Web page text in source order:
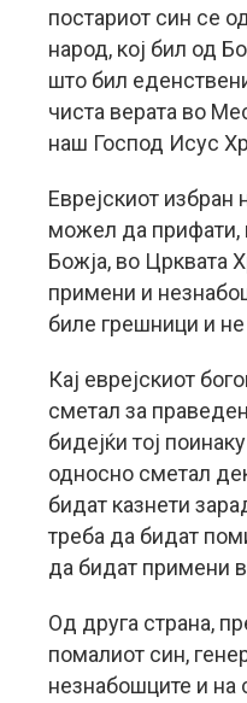
постариот син се
народ, кој бил од
што бил
чиста верата во
наш Господ Исус
Еврејскиот избран
можел да прифати,
Божја, во Црквата
примени и
биле грешници и
Кај еврејскиот
сметал за
бидејќи тој
односно сметал
бидат казнети
треба да бидат
да бидат примени
Од друга страна,
помалиот син,
незнабошците и на